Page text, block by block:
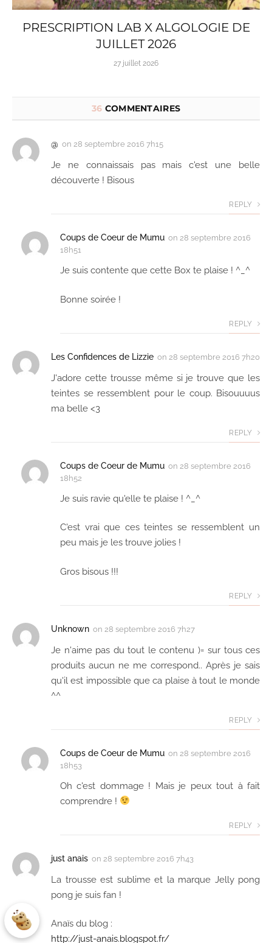
PRESCRIPTION LAB X ALGOLOGIE DE
JUILLET 2026
27 juillet 2026
36 COMMENTAIRES
@ on 28 septembre 2016 7h15
Je ne connaissais pas mais c'est une belle
découverte ! Bisous
REPLY
Coups de Coeur de Mumu on 28 septembre 2016
18h51
Je suis contente que cette Box te plaise ! ^_^
Bonne soirée !
REPLY
Les Confidences de Lizzie on 28 septembre 2016 7h20
J'adore cette trousse même si je trouve que les
teintes se ressemblent pour le coup. Bisouuuus
ma belle <3
REPLY
Coups de Coeur de Mumu on 28 septembre 2016
18h52
Je suis ravie qu'elle te plaise ! ^_^
C'est vrai que ces teintes se ressemblent un
peu mais je les trouve jolies !
Gros bisous !!!
REPLY
Unknown on 28 septembre 2016 7h27
Je n'aime pas du tout le contenu )= sur tous ces
produits aucun ne me correspond.. Après je sais
qu'il est impossible que ca plaise à tout le monde
^^
REPLY
Coups de Coeur de Mumu on 28 septembre 2016
18h53
Oh c'est dommage ! Mais je peux tout à fait
comprendre !
REPLY
just anais on 28 septembre 2016 7h43
La trousse est sublime et la marque Jelly pong
pong je suis fan !
Anaïs du blog :
http://just-anais.blogspot.fr/